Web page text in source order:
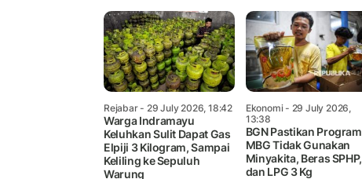
Rejabar- 29 July 2026, 18:42
Warga Indramayu
Keluhkan Sulit Dapat Gas
Elpiji 3 Kilogram, Sampai
Keliling ke Sepuluh
Warung
Ekonomi- 29 July 2026,
13:38
BGN Pastikan Program
MBG Tidak Gunakan
Minyakita, Beras SPHP,
dan LPG 3 Kg